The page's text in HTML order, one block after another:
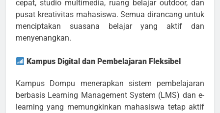
cepat, studio multimedia, ruang belajar outdoor, dan
pusat kreativitas mahasiswa. Semua dirancang untuk
menciptakan suasana belajar yang aktif dan
menyenangkan.
Kampus Digital dan Pembelajaran Fleksibel
Kampus Dompu menerapkan sistem pembelajaran
berbasis Learning Management System (LMS) dan e-
learning yang memungkinkan mahasiswa tetap aktif